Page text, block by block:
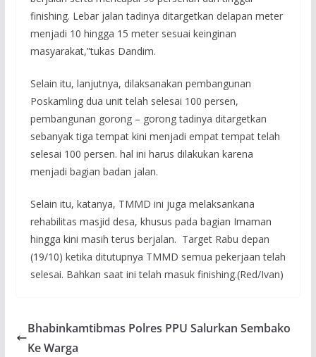
finishing. Lebar jalan tadinya ditargetkan delapan meter
menjadi 10 hingga 15 meter sesuai keinginan
masyarakat,”tukas Dandim.
Selain itu, lanjutnya, dilaksanakan pembangunan
Poskamling dua unit telah selesai 100 persen,
pembangunan gorong – gorong tadinya ditargetkan
sebanyak tiga tempat kini menjadi empat tempat telah
selesai 100 persen. hal ini harus dilakukan karena
menjadi bagian badan jalan.
Selain itu, katanya, TMMD ini juga melaksankana
rehabilitas masjid desa, khusus pada bagian Imaman
hingga kini masih terus berjalan. Target Rabu depan
(19/10) ketika ditutupnya TMMD semua pekerjaan telah
selesai. Bahkan saat ini telah masuk finishing.(Red/Ivan)
Bhabinkamtibmas Polres PPU Salurkan Sembako
Ke Warga